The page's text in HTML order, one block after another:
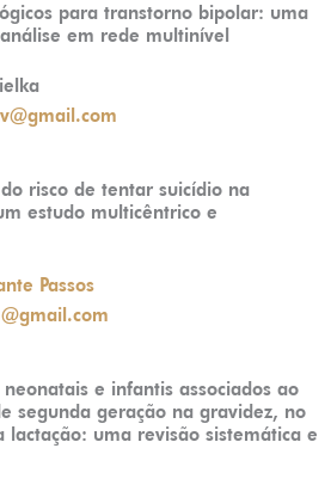
para transtorno bipolar: uma
em rede multinível
risco de tentar suicídio na
estudo multicêntrico e
Passos
neonatais e infantis associados ao
segunda geração na gravidez, no
lactação: uma revisão sistemática e